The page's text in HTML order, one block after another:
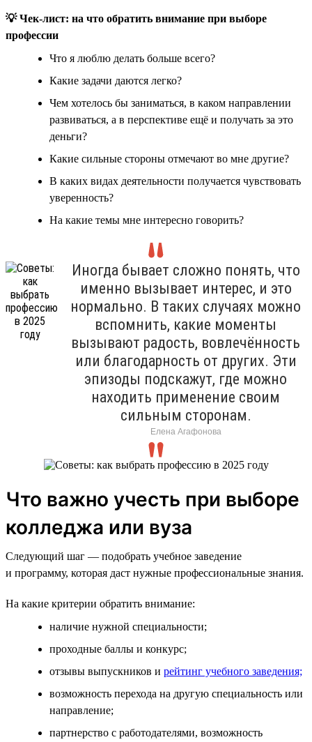
💡 Чек-лист: на что обратить внимание при выборе
профессии
Что я люблю делать больше всего?
Какие задачи даются легко?
Чем хотелось бы заниматься, в каком направлении
развиваться, а в перспективе ещё и получать за это
деньги?
Какие сильные стороны отмечают во мне другие?
В каких видах деятельности получается чувствовать
уверенность?
На какие темы мне интересно говорить?
Иногда бывает сложно понять, что
именно вызывает интерес, и это
нормально. В таких случаях можно
вспомнить, какие моменты
вызывают радость, вовлечённость
или благодарность от других. Эти
эпизоды подскажут, где можно
находить применение своим
сильным сторонам.
Елена Агафонова
Что важно учесть при выборе
колледжа или вуза
Следующий шаг — подобрать учебное заведение
и программу, которая даст нужные профессиональные знания.
На какие критерии обратить внимание:
наличие нужной специальности;
проходные баллы и конкурс;
отзывы выпускников и рейтинг учебного заведения;
возможность перехода на другую специальность или
направление;
партнерство с работодателями, возможность